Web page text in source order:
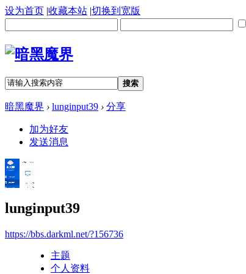
设为首页 |收藏本站 |切换到宽版
搜索
暗黑魔界 › lunginput39 › 分享
加为好友
发送消息
lunginput39
https://bbs.darkml.net/?156736
主题
个人资料